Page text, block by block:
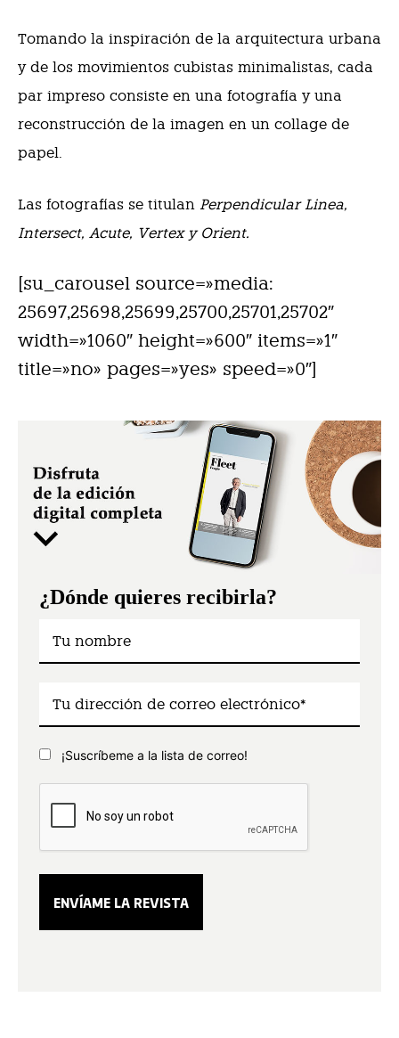
Tomando la inspiración de la arquitectura urbana
y de los movimientos cubistas minimalistas, cada
par impreso consiste en una fotografía y una
reconstrucción de la imagen en un collage de
papel.
Las fotografías se titulan Perpendicular Linea,
Intersect, Acute, Vertex y Orient.
[su_carousel source=»media:
25697,25698,25699,25700,25701,25702″
width=»1060″ height=»600″ items=»1″
title=»no» pages=»yes» speed=»0″]
¿Dónde quieres recibirla?
¡Suscríbeme a la lista de correo!